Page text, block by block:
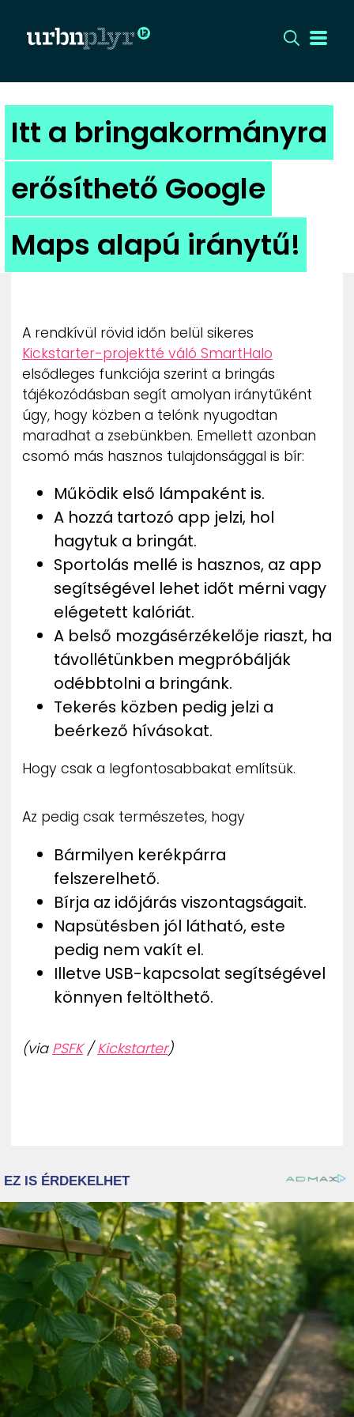
CÍMLAP
DIZÁJN
DIVAT
HIP
UTCA
ZENE
MÉDIAAJÁNLAT
IMPRESSZUM
PR-ARCHÍVUM
ADATKEZELÉSI TÁJÉKOZTATÓ
Itt a bringakormányra
erősíthető Google
Maps alapú iránytű!
A rendkívül rövid időn belül sikeres
Kickstarter-projektté váló SmartHalo
elsődleges funkciója szerint a bringás
tájékozódásban segít amolyan iránytűként
úgy, hogy közben a telónk nyugodtan
maradhat a zsebünkben. Emellett azonban
csomó más hasznos tulajdonsággal is bír:
Működik első lámpaként is.
A hozzá tartozó app jelzi, hol
hagytuk a bringát.
Sportolás mellé is hasznos, az app
segítségével lehet időt mérni vagy
elégetett kalóriát.
A belső mozgásérzékelője riaszt, ha
távollétünkben megpróbálják
odébbtolni a bringánk.
Tekerés közben pedig jelzi a
beérkező hívásokat.
Hogy csak a legfontosabbakat említsük.
Az pedig csak természetes, hogy
Bármilyen kerékpárra
felszerelhető.
Bírja az időjárás viszontagságait.
Napsütésben jól látható, este
pedig nem vakít el.
Illetve USB-kapcsolat segítségével
könnyen feltölthető.
(via PSFK/Kickstarter)